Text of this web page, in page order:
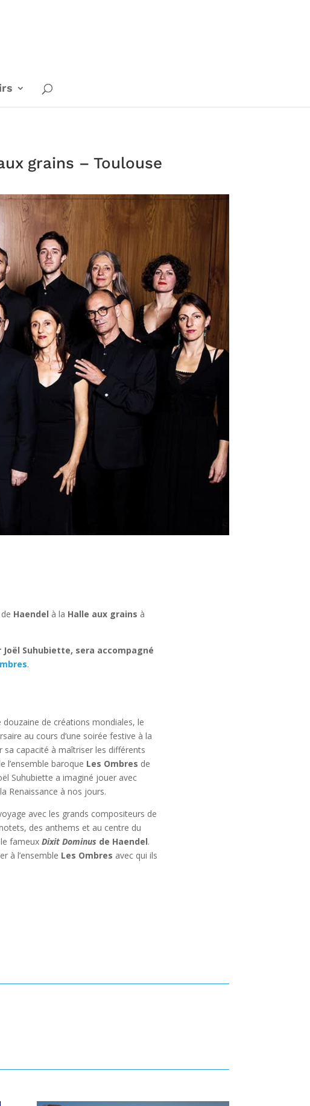
grains – Toulouse
de Haendel à la Halle aux grains à
Joël Suhubiette, sera accompagné
.
de créations mondiales, le
au cours d’une soirée festive à la
capacité à maîtriser les différents
l’ensemble baroque Les Ombres de
Suhubiette a imaginé jouer avec
Renaissance à nos jours.
avec les grands compositeurs de
des anthems et au centre du
fameux Dixit Dominus de Haendel.
à l’ensemble Les Ombres avec qui ils